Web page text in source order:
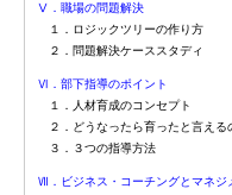
Ⅴ．職場の問題解決
１．ロジックツリーの作り方
２．問題解決ケーススタディ
Ⅵ．部下指導のポイント
１．人材育成のコンセプト
２．どうなったら育ったと言える
３．３つの指導方法
Ⅶ．ビジネス・コーチングとマネジ